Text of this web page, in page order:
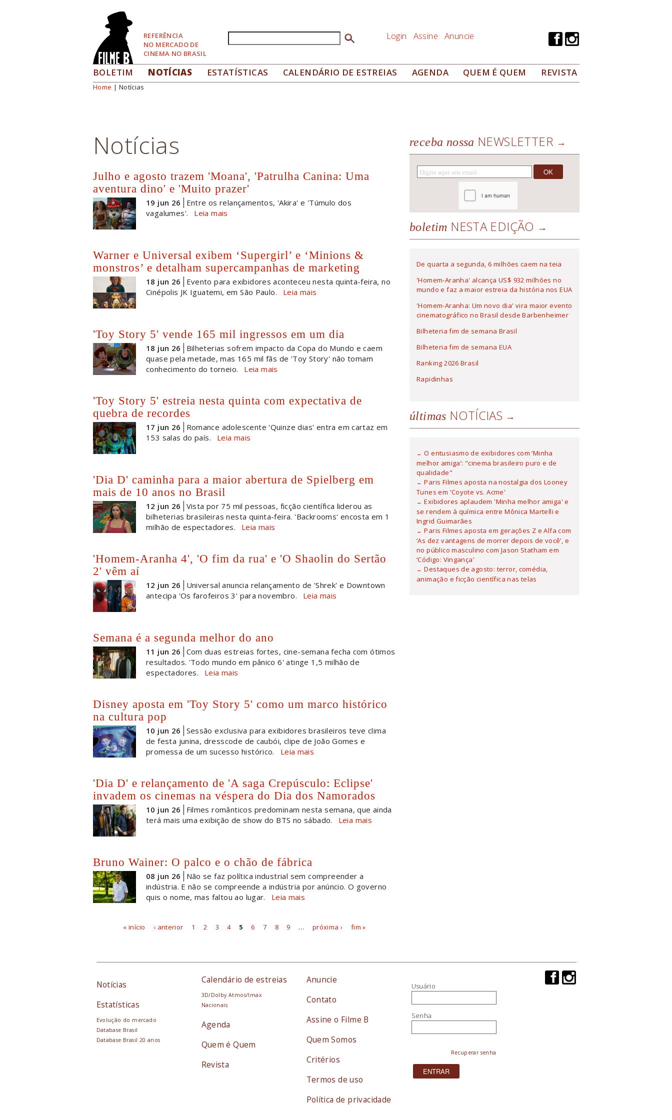
REFERÊNCIA
NO MERCADO DE
CINEMA NO BRASIL
Formulário de busca Login Assine Anuncie
BOLETIM NOTÍCIAS ESTATÍSTICAS CALENDÁRIO DE ESTREIAS AGENDA QUEM É QUEM REVISTA
Você está aqui
Home | Notícias
Notícias
Julho e agosto trazem 'Moana', 'Patrulha Canina: Uma
aventura dino' e 'Muito prazer'
19 jun 26
Entre os relançamentos, 'Akira' e 'Túmulo dos
vagalumes'.
Leia mais
Warner e Universal exibem ‘Supergirl’ e ‘Minions &
monstros’ e detalham supercampanhas de marketing
18 jun 26
Evento para exibidores aconteceu nesta quinta-feira, no
Cinépolis JK Iguatemi, em São Paulo.
Leia mais
'Toy Story 5' vende 165 mil ingressos em um dia
18 jun 26
Bilheterias sofrem impacto da Copa do Mundo e caem
quase pela metade, mas 165 mil fãs de 'Toy Story' não tomam
conhecimento do torneio.
Leia mais
'Toy Story 5' estreia nesta quinta com expectativa de
quebra de recordes
17 jun 26
Romance adolescente 'Quinze dias' entra em cartaz em
153 salas do país.
Leia mais
'Dia D' caminha para a maior abertura de Spielberg em
mais de 10 anos no Brasil
12 jun 26
Vista por 75 mil pessoas, ficção científica liderou as
bilheterias brasileiras nesta quinta-feira. 'Backrooms' encosta em 1
milhão de espectadores.
Leia mais
'Homem-Aranha 4', 'O fim da rua' e 'O Shaolin do Sertão
2' vêm aí
12 jun 26
Universal anuncia relançamento de 'Shrek' e Downtown
antecipa 'Os farofeiros 3' para novembro.
Leia mais
Semana é a segunda melhor do ano
11 jun 26
Com duas estreias fortes, cine-semana fecha com ótimos
resultados. 'Todo mundo em pânico 6' atinge 1,5 milhão de
espectadores.
Leia mais
Disney aposta em 'Toy Story 5' como um marco histórico
na cultura pop
10 jun 26
Sessão exclusiva para exibidores brasileiros teve clima
de festa junina, dresscode de caubói, clipe de João Gomes e
promessa de um sucesso histórico.
Leia mais
'Dia D' e relançamento de 'A saga Crepúsculo: Eclipse'
invadem os cinemas na véspera do Dia dos Namorados
10 jun 26
Filmes românticos predominam nesta semana, que ainda
terá mais uma exibição de show do BTS no sábado.
Leia mais
Bruno Wainer: O palco e o chão de fábrica
08 jun 26
Não se faz política industrial sem compreender a
indústria. E não se compreende a indústria por anúncio. O governo
quis o nome, mas faltou ao lugar.
Leia mais
Páginas« início ‹ anterior 1 2 3 4 5 6 7 8 9 … próxima › fim »
receba nossa NEWSLETTER
boletim NESTA EDIÇÃO
De quarta a segunda, 6 milhões caem na teia
'Homem-Aranha' alcança US$ 932 milhões no
mundo e faz a maior estreia da história nos EUA
'Homem-Aranha: Um novo dia' vira maior evento
cinematográfico no Brasil desde Barbenheimer
Bilheteria fim de semana Brasil
Bilheteria fim de semana EUA
Ranking 2026 Brasil
Rapidinhas
últimas NOTÍCIAS
O entusiasmo de exibidores com ‘Minha
melhor amiga’: "cinema brasileiro puro e de
qualidade"
Paris Filmes aposta na nostalgia dos Looney
Tunes em 'Coyote vs. Acme'
Exibidores aplaudem 'Minha melhor amiga' e
se rendem à química entre Mônica Martelli e
Ingrid Guimarães
Paris Filmes aposta em gerações Z e Alfa com
‘As dez vantagens de morrer depois de você’, e
no público masculino com Jason Statham em
‘Código: Vingança’
Destaques de agosto: terror, comédia,
animação e ficção científica nas telas
Notícias
Estatísticas
Evolução do mercado
Database Brasil
Database Brasil 20 anos
Calendário de estreias
3D/Dolby Atmos/Imax
Nacionais
Agenda
Quem é Quem
Revista
Anuncie
Contato
Assine o Filme B
Quem Somos
Critérios
Termos de uso
Política de privacidade
Usuário
Senha
Recuperar senha